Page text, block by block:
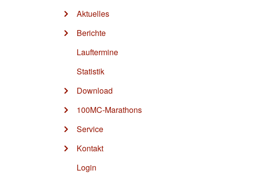
Aktuelles
Berichte
Lauftermine
Statistik
Download
100MC-Marathons
Service
Kontakt
Login